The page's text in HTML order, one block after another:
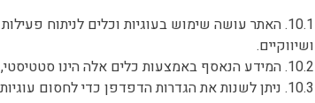
ושיווקיים.
10.2. המידע הנאסף באמצעות כלים אלה הינו סטטיסטי, מצרפי ואינו כולל פרטים מזהים.
10.3. ניתן לשנות את הגדרות הדפדפן כדי לחסום עוגיות, אולם פעולה זו עלולה לפגוע בחוויית השימוש באתר.